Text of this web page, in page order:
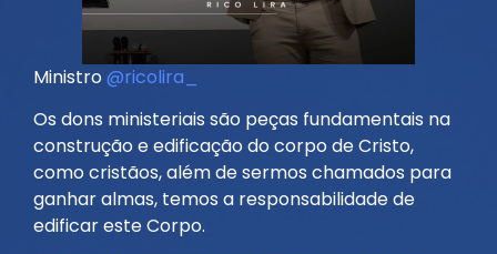
Ministro@ricolira_
Os dons ministeriais são peças fundamentais na
construção e edificação do corpo de Cristo,
como cristãos, além de sermos chamados para
ganhar almas, temos a responsabilidade de
edificar este Corpo.